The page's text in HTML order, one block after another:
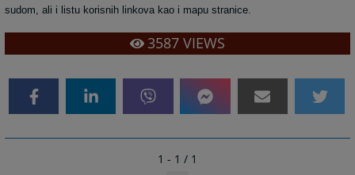
sudom, ali i listu korisnih linkova kao i mapu stranice.
3587 VIEWS
1 - 1 / 1